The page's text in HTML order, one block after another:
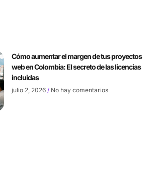
Cómo aumentar el margen de tus proyectos
web en Colombia: El secreto de las licencias
incluidas
julio 2, 2026 No hay comentarios